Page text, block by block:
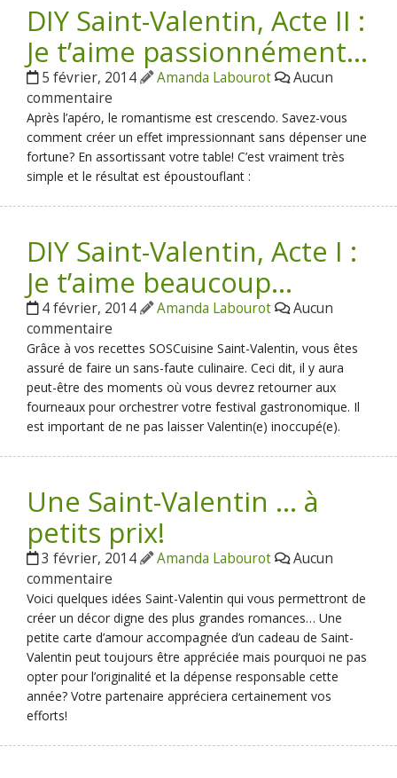
DIY Saint-Valentin, Acte II :
Je t’aime passionnément…
5 février, 2014 Amanda Labourot
Aucun
commentaire
Après l’apéro, le romantisme est crescendo. Savez-vous
comment créer un effet impressionnant sans dépenser une
fortune? En assortissant votre table! C’est vraiment très
simple et le résultat est époustouflant :
DIY Saint-Valentin, Acte I :
Je t’aime beaucoup…
4 février, 2014 Amanda Labourot
Aucun
commentaire
Grâce à vos recettes SOSCuisine Saint-Valentin, vous êtes
assuré de faire un sans-faute culinaire. Ceci dit, il y aura
peut-être des moments où vous devrez retourner aux
fourneaux pour orchestrer votre festival gastronomique. Il
est important de ne pas laisser Valentin(e) inoccupé(e).
Une Saint-Valentin … à
petits prix!
3 février, 2014 Amanda Labourot
Aucun
commentaire
Voici quelques idées Saint-Valentin qui vous permettront de
créer un décor digne des plus grandes romances… Une
petite carte d’amour accompagnée d’un cadeau de Saint-
Valentin peut toujours être appréciée mais pourquoi ne pas
opter pour l’originalité et la dépense responsable cette
année? Votre partenaire appréciera certainement vos
efforts!